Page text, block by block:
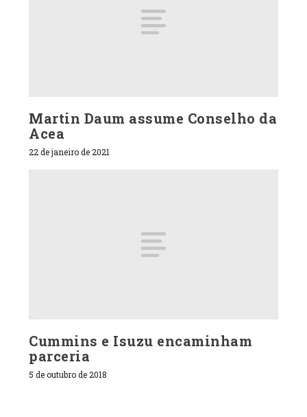
Martin Daum assume Conselho da
Acea
22 de janeiro de 2021
Cummins e Isuzu encaminham
parceria
5 de outubro de 2018